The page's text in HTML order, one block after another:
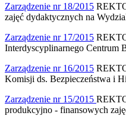
Zarządzenie nr 18/2015
zajęć dydaktycznych na
Zarządzenie nr 17/2015
Interdyscyplinarnego Centrum
Zarządzenie nr 16/2015
Komisji ds. Bezpieczeństwa i
Zarządzenie nr 15/2015
produkcyjno - finansowych